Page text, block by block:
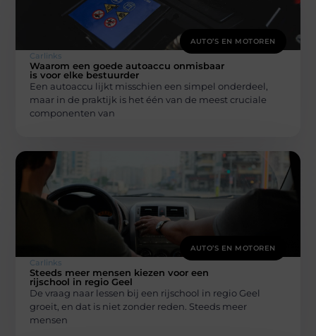
AUTO’S EN MOTOREN
Carlinks
Waarom een goede autoaccu onmisbaar
is voor elke bestuurder
Een autoaccu lijkt misschien een simpel onderdeel,
maar in de praktijk is het één van de meest cruciale
componenten van
AUTO’S EN MOTOREN
Carlinks
Steeds meer mensen kiezen voor een
rijschool in regio Geel
De vraag naar lessen bij een rijschool in regio Geel
groeit, en dat is niet zonder reden. Steeds meer
mensen